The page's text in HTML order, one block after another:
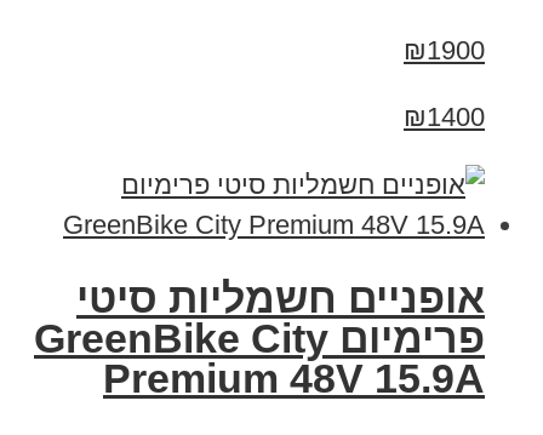
₪1900
₪1400
אופניים חשמליות סיטי
פרימיום GreenBike City
Premium 48V 15.9A